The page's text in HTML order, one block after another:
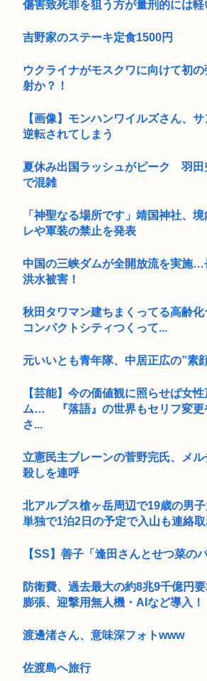
傷害致死罪を狙う方が量刑的には軽
吉野家のステーキ定食1500円
ウクライナがモスクワに向けて初
射か？！
【画像】モンハンワイルズさん、
逆転されてしまう
夏休み出国ラッシュがピーク 羽田
で混雑
「神聖なる場所です」靖国神社、
レや軍装の禁止を発表
中国の三峡ダムが全開放流を実施…
洪水被害！
秋田タワマン建ちまくってる高齢
コンパクトシティつくって...
元いいとも青年隊、中居正広の”素
【芸能】今の価値観に照らせば女
ム… 『落語』の世界もセリフ変更
さ...
立憲民主ブレーンの菅野完氏、メ
殺しを連呼
北アルプス槍ヶ岳周辺で19歳の男
単独で1泊2日の予定で入山も連絡
【SS】善子「逢田さんとせつ菜の
防衛費、過去最大の約8兆9千億円
膨張、迎撃用無人機・AIなど導入！
渡邊渚さん、意味深フォトwww
佐渡島へ旅行